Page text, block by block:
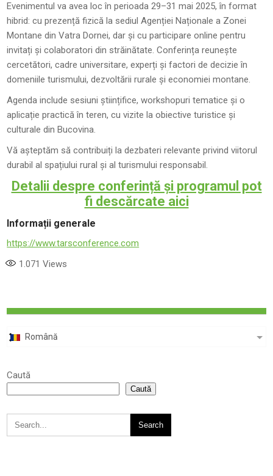
Evenimentul va avea loc în perioada 29–31 mai 2025, în format
hibrid: cu prezență fizică la sediul Agenției Naționale a Zonei
Montane din Vatra Dornei, dar și cu participare online pentru
invitați și colaboratori din străinătate. Conferința reunește
cercetători, cadre universitare, experți și factori de decizie în
domeniile turismului, dezvoltării rurale și economiei montane.
Agenda include sesiuni științifice, workshopuri tematice și o
aplicație practică în teren, cu vizite la obiective turistice și
culturale din Bucovina.
Vă așteptăm să contribuiți la dezbateri relevante privind viitorul
durabil al spațiului rural și al turismului responsabil.
Detalii despre conferință și programul pot
fi descărcate aici
Informații generale
https://www.tarsconference.com
1.071 Views
Română
Caută
Caută